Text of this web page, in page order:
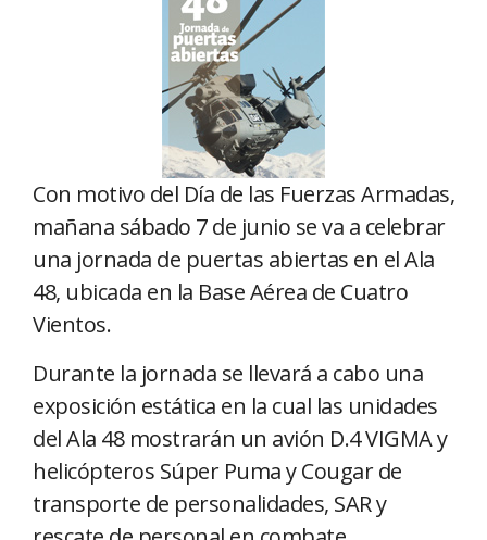
Con motivo del Día de las Fuerzas Armadas,
mañana sábado 7 de junio se va a celebrar
una jornada de puertas abiertas en el Ala
48, ubicada en la Base Aérea de Cuatro
Vientos.
Durante la jornada se llevará a cabo una
exposición estática en la cual las unidades
del Ala 48 mostrarán un avión D.4 VIGMA y
helicópteros Súper Puma y Cougar de
transporte de personalidades, SAR y